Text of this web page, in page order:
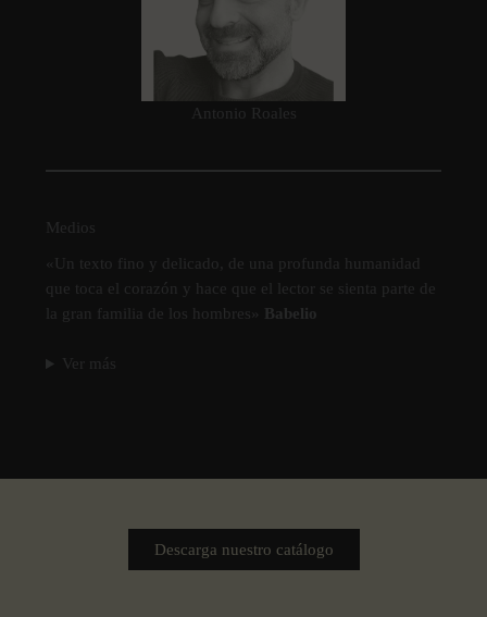
Antonio Roales
Medios
«Un texto fino y delicado, de una profunda humanidad
que toca el corazón y hace que el lector se sienta parte de
la gran familia de los hombres»
Babelio
Ver más
Descarga nuestro catálogo